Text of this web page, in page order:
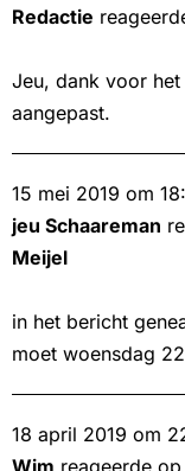
Redactie
Jeu, dank voor
aangepast.
15 mei 2019 om
jeu Schaareman
Meijel
in het bericht
moet woensdag
18 april 2019 om
Wim reageerde op